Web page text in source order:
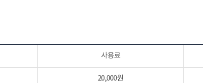
사용료
20,000원